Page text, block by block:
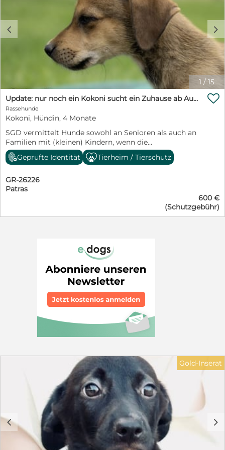
1 / 15
c d
Update: nur noch ein Kokoni sucht ein Zuhause ab August
Rassehunde
Kokoni, Hündin, 4 Monate
SGD vermittelt Hunde sowohl an Senioren als auch an
Familien mit (kleinen) Kindern, wenn die
Rahmenbedingungen passen. Nicht nur für
Seniorinnen und Senioren ist ein verlässliches Backup
Pflicht. Es muss im Vorfeld geklärt sein, wer den Hund
zuverlässig versorgt, falls Unterstützung nötig wird
oder ein Ausfall entsteht.
https://www.instagram.com/savegreekdoggies/ Nur
der Stadt haben wir sie aufgenommen und suchen nun
auf diesem Weg ein gutes Zuhause für sie. Kokonis
sind perfekte Familienhunde.
________________________________________ Fakten •
Geboren: ca. 01. 04.2026 • Erwartete Endgröße: 45 cm,
ca.12-16 kg, Vito bleibt kleiner, max. 40cm • Charakter:
fröhlich, verspielt, gesund, lebhaft Maila ist reserviert.
________________________________________ Die
anfallenden Kosten setzen sich wie folgt zusammen:
Transportkosten: 250 € Impfungen, Chip und
Futterkosten: 50 € Ärztliche Versorgung: 50 € Halsband
und Geschirr: 10€ Gesamtkosten: 600 € Vielen Dank
für Ihr Verständnis, dass diese Ausgaben notwendig
sind, um eine sichere Versorgung, medizinische
Betreuung und eine gute Vorbereitung der Welpen zu
gewährleisten. Wir beraten Sie vor der Adoption und
sind auch danach für Sie da. In der Schutzgebühr
enthalten: • Chip & EU-Heimtierausweis • Alle
Impfungen nach STIKO (inkl. Zwingerhusten) mit DP
Plus von Novibac Impfung mit Pneumodog

Geprüfte Identität Tierheim / Tierschutz
GR-26226
Patras
600 €
(Schutzgebühr)
c d
Gold-Inserat